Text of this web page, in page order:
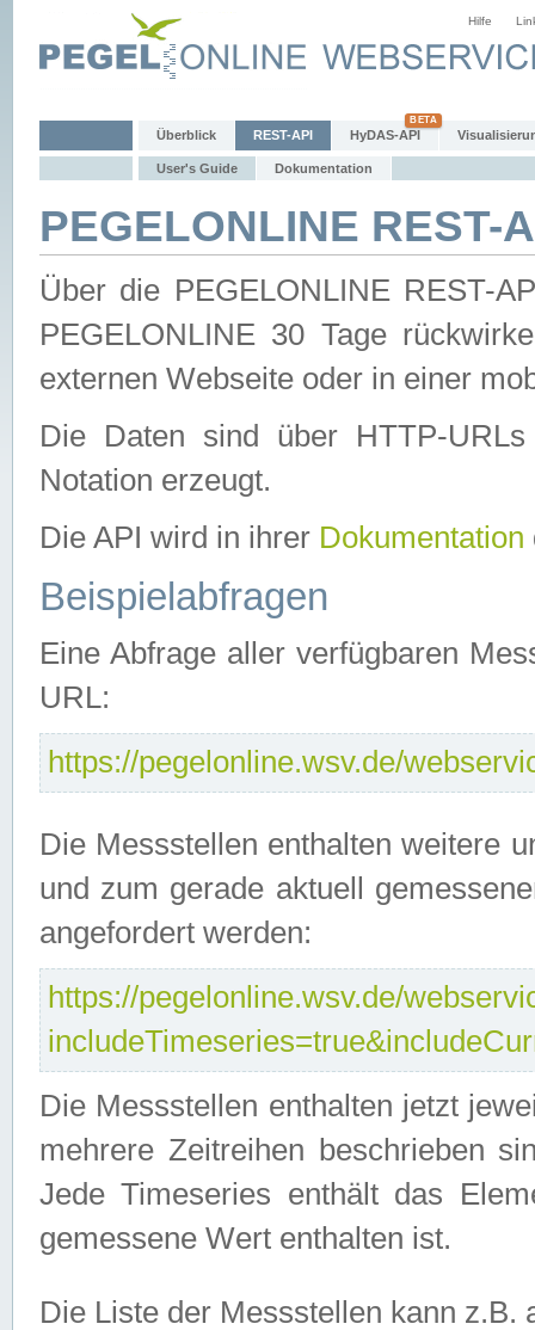
Hilfe
Überblick REST-API HyDAS-API
User's Guide Dokumentation
PEGELONLINE REST-
Über die PEGELONLINE REST-
PEGELONLINE 30 Tage
externen Webseite oder in einer
Die Daten sind über HTTP-
Notation erzeugt.
Die API wird in ihrer Dokumentation
Beispielabfragen
Eine Abfrage aller verfügbaren
URL:
https://pegelonline.wsv.de/
Die Messstellen enthalten weitere
und zum gerade aktuell
angefordert werden:
https://pegelonline.wsv.de/
Die Messstellen enthalten jetzt
mehrere Zeitreihen beschrieben
Jede Timeseries enthält das
gemessene Wert enthalten ist.
Die Liste der Messstellen kann